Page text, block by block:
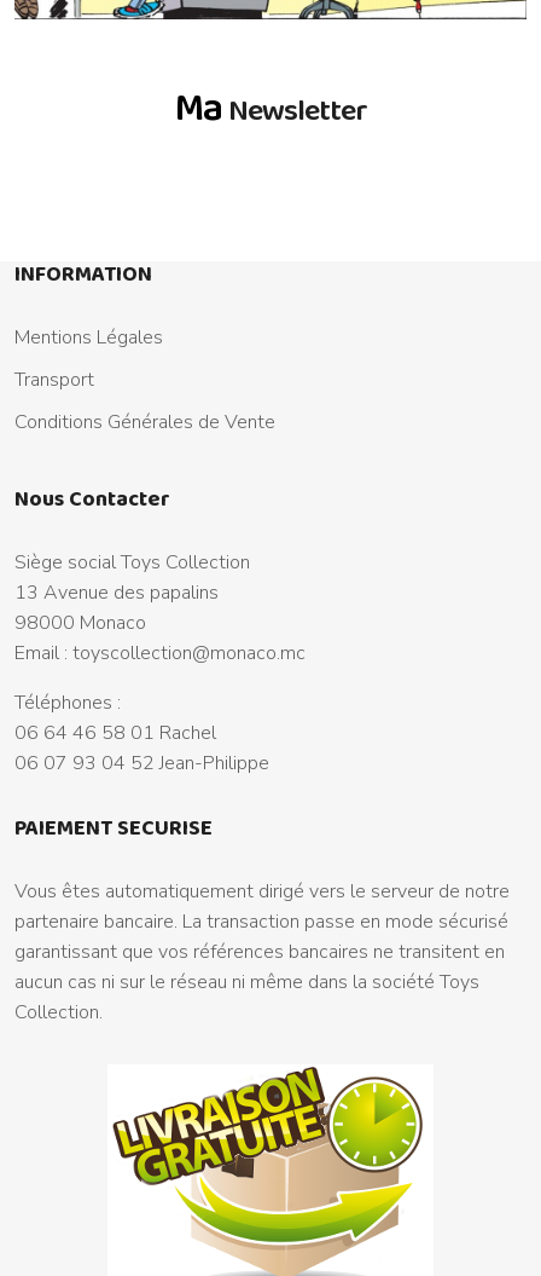
Ma Newsletter
INFORMATION
Mentions Légales
Transport
Conditions Générales de Vente
Nous Contacter
Siège social Toys Collection
13 Avenue des papalins
98000 Monaco
Email : toyscollection@monaco.mc
Téléphones :
06 64 46 58 01 Rachel
06 07 93 04 52 Jean-Philippe
PAIEMENT SECURISE
Vous êtes automatiquement dirigé vers le serveur de notre
partenaire bancaire. La transaction passe en mode sécurisé
garantissant que vos références bancaires ne transitent en
aucun cas ni sur le réseau ni même dans la société Toys
Collection.